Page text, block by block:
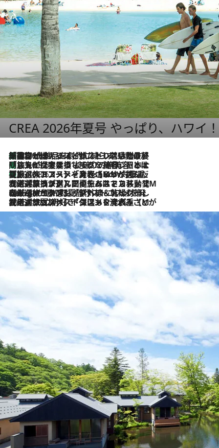
CREA 2026年夏号 やっぱり、ハワイ
2026.8.6
「荷物が増えるほど旅ストレスは増す」美容ジャーナリストがたどり着いた最終結論。“化粧品を劇的に減らす”感動の凝縮美容とは
2026.8.6
「旅先には金髪ウィッグを持参」日本と同じメイクでは損してる!? 美容ジャーナリストが提案する“掟破りの旅美容”とは
2026.8.6
【厳選旅コスメ】「身軽さ＆UV対策重視！」ヘアアーティストshucoが選んだ夏旅ベストコスメを発表【Mサイズジップ】
2026.8.5
【厳選旅コスメ】国内をあちこち移動する河井菜摘が選んだ夏旅ベストコスメ発表！「リラックスアイテムはマスト」【Mサイズジップ】
2026.8.4
【厳選旅コスメ】「紫外線＆乾燥対策しながらメイク感も！」ヘア＆メイクGeorgeが選んだ夏旅ベストコスメを発表！【Mサイズジップ】
2026.8.3
【厳選旅コスメ】「保湿もタイパ重視！」“サウナ好き”タレント清水みさとが愛用する夏旅ベストコスメを発表！【Mサイズジップ】